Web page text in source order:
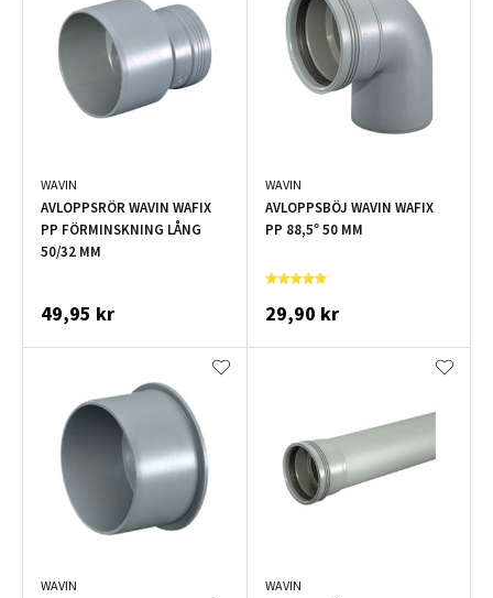
WAVIN
AVLOPPSRÖR WAVIN WAFIX
PP FÖRMINSKNING LÅNG
50/32 MM
49,95 kr
WAVIN
AVLOPPSBÖJ WAVIN WAFIX
PP 88,5° 50 MM
29,90 kr
WAVIN WAVIN